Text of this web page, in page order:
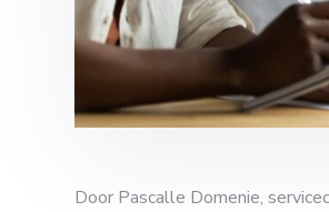
Door Pascalle Domenie,